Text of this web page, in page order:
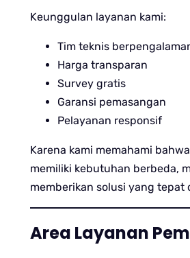
Keunggulan layanan kami:
Tim teknis
Harga transparan
Survey gratis
Garansi pemasangan
Pelayanan responsif
Karena kami memahami
memiliki kebutuhan berbeda,
memberikan solusi yang tepat
Area Layanan